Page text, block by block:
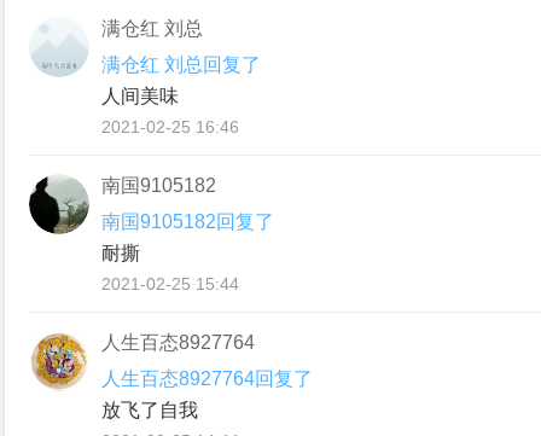
满仓红 刘总
满仓红 刘总回复了
人间美味
2021-02-25 16:46
南国9105182
南国9105182回复了
耐撕
2021-02-25 15:44
人生百态8927764
人生百态8927764回复了
放飞了自我